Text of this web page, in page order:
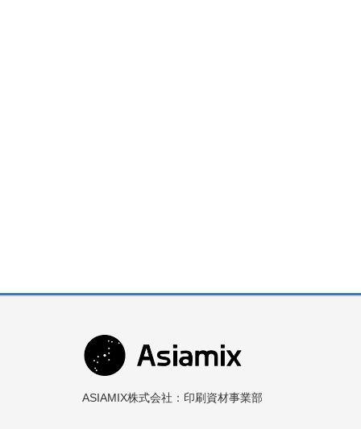
ASIAMIX株式会社：印刷資材事業部